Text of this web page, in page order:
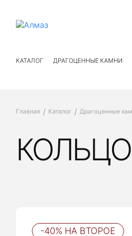
КАТАЛОГ ДРАГОЦЕННЫЕ КАМНИ
Главная Каталог Драгоценные
КОЛЬЦО
-40% НА ВТОРОЕ